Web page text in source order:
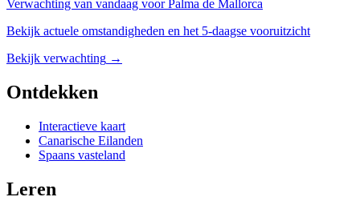
Verwachting van vandaag voor Palma de Mallorca
Bekijk actuele omstandigheden en het 5-daagse vooruitzicht
Bekijk verwachting →
Ontdekken
Interactieve kaart
Canarische Eilanden
Spaans vasteland
Leren